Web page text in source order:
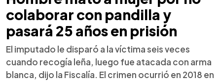
colaborar con pandilla y
pasará 25 años en prisión
El imputado le disparó a la víctima seis veces
cuando recogía leña, luego fue atacada con arma
blanca, dijo la Fiscalía. El crimen ocurrió en 2018 en